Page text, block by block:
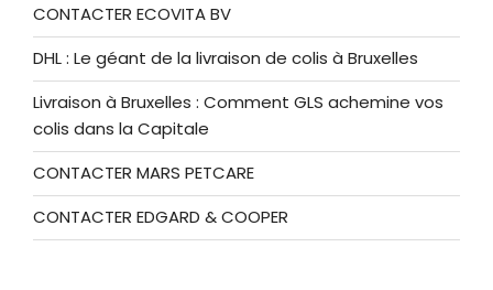
CONTACTER ECOVITA BV
DHL : Le géant de la livraison de colis à Bruxelles
Livraison à Bruxelles : Comment GLS achemine vos
colis dans la Capitale
CONTACTER MARS PETCARE
CONTACTER EDGARD & COOPER